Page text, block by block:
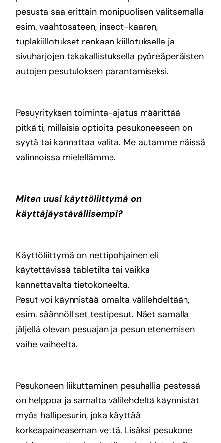
pesusta saa erittäin monipuolisen valitsemalla
esim. vaahtosateen, insect-kaaren,
tuplakiillotukset renkaan kiillotuksella ja
sivuharjojen takakallistuksella pyöreäperäisten
autojen pesutuloksen parantamiseksi.
Pesuyrityksen toiminta-ajatus määrittää
pitkälti, millaisia optioita pesukoneeseen on
syytä tai kannattaa valita. Me autamme näissä
valinnoissa mielellämme.
Miten uusi käyttöliittymä on
käyttäjäystävällisempi?
Käyttöliittymä on nettipohjainen eli
käytettävissä tabletilta tai vaikka
kannettavalta tietokoneelta.
Pesut voi käynnistää omalta välilehdeltään,
esim. säännölliset testipesut. Näet samalla
jäljellä olevan pesuajan ja pesun etenemisen
vaihe vaiheelta.
Pesukoneen liikuttaminen pesuhallia pestessä
on helppoa ja samalta välilehdeltä käynnistät
myös hallipesurin, joka käyttää
korkeapaineaseman vettä. Lisäksi pesukone